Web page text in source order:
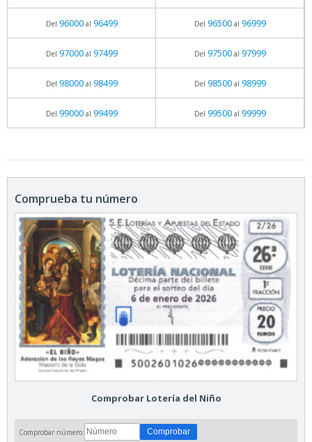
Del 96000al 96499 Del 96500al 96999
Del 97000al 97499 Del 97500al 97999
Del 98000al 98499 Del 98500al 98999
Del 99000al 99499 Del 99500al 99999
Comprueba tu número
Comprobar Lotería del Niño
Comprobar número: